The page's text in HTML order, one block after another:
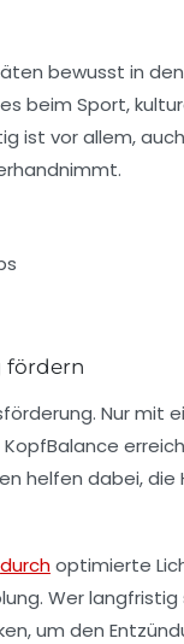
bewusst in
beim Sport,
ist vor allem,
fördern
Nur mit
helfen dabei, die
durchoptimierte
Wer langfristig
um den